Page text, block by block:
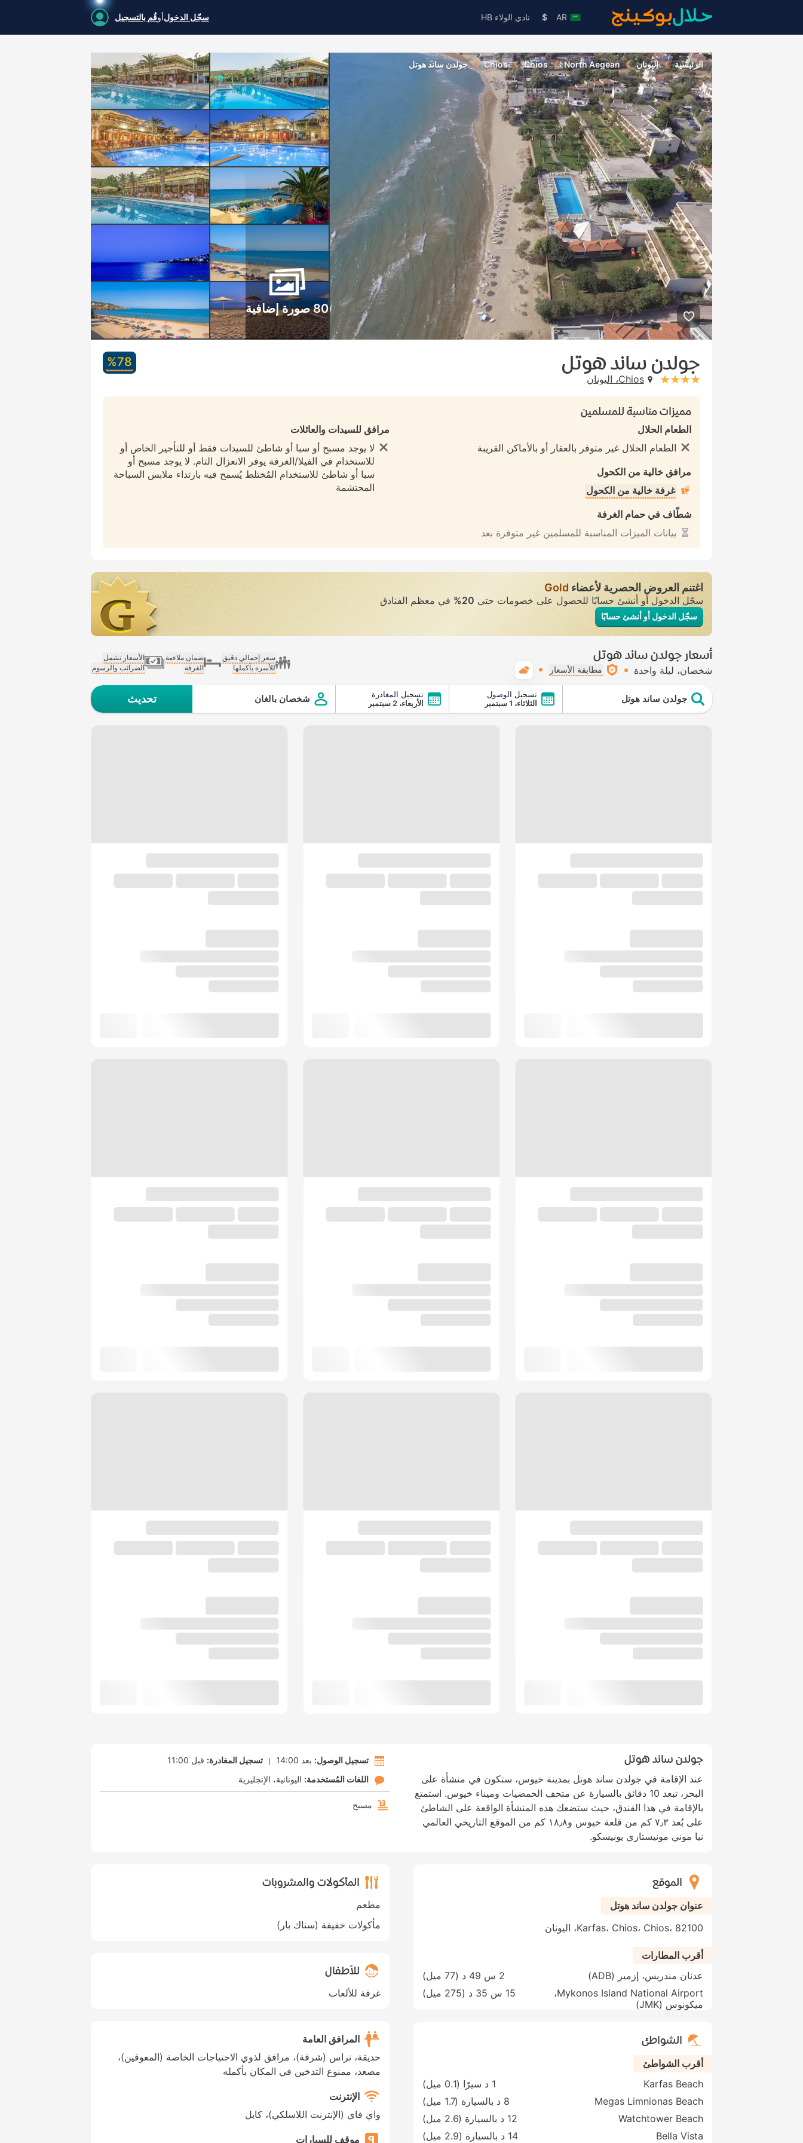
AR
$ نادي الولاء HB سجّل الدخولأوقُم بالتسجيل
الرئيسية اليونان North Aegean
Chios
Chios جولدن ساند هوتل
80 صورة إضافية
جولدن ساند هوتل
stars: 4
Chios، اليونان
78‏%
مميزات مناسبة للمسلمين
الطعام الحلال
الطعام الحلال غير متوفر بالعقار أو بالأماكن القريبة
مرافق خالية من الكحول
غرفة خالية من الكحول
شطّاف في حمام الغرفة
بيانات الميزات المناسبة للمسلمين غير متوفرة بعد
مرافق للسيدات والعائلات
لا يوجد مسبح أو سبا أو شاطئ للسيدات فقط أو للتأجير الخاص أو
للاستخدام في الفيلا/الغرفة يوفر الانعزال التام. لا يوجد مسبح أو
سبا أو شاطئ للاستخدام المُختلط يُسمح فيه بارتداء ملابس السباحة
المحتشمة
اغتنم العروض الحصرية لأعضاء Gold
سجّل الدخول أو أنشئ حسابًا للحصول على خصومات حتى 20% في معظم الفنادق
سجّل الدخول أو أنشئ حسابًا
أسعار جولدن ساند هوتل
شخصان ليلة واحدة مطابقة الأسعار
سعر إجمالي دقيق
للأسرة بأكملها
ضمان ملاءمة
الغرفة
الأسعار تشمل
الضرائب والرسوم
جولدن ساند هوتل
تسجيل الوصول
الثلاثاء، 1 سبتمبر
تسجيل المغادرة
الأربعاء، 2 سبتمبر
شخصان بالغان تحديث
جولدن ساند هوتل
عند الإقامة في جولدن ساند هوتل بمدينة خيوس، ستكون في منشأة على
البحر، تبعد 10 دقائق بالسيارة عن متحف الحمضيات وميناء خيوس. استمتع
بالإقامة في هذا الفندق، حيث ستضعك هذه المنشأة الواقعة على الشاطئ
على بُعد ٧٫٣ كم من قلعة خيوس و١٨٫٨ كم من الموقع التاريخي العالمي
نيا موني مونيستاري يونيسكو.
تسجيل الوصول: بعد 14:00 تسجيل المغادرة: قبل 11:00
اللغات المُستخدمة: اليونانية الإنجليزية
مسبح
الموقع
عنوان جولدن ساند هوتل
Karfas، Chios، Chios، 82100، اليونان
أقرب المطارات
عدنان مندريس، إزمير (ADB)
2 س 49 د ( 77 ميل
)
Mykonos Island National Airport،
ميكونوس (JMK)
15 س 35 د ( 275 ميل )
الشواطئ
أقرب الشواطئ
Karfas Beach
1 د سيرًا (0.1 ميل)
Megas Limnionas Beach
8 د بالسيارة (1.7 ميل)
Watchtower Beach
12 د بالسيارة (2.6 ميل)
Bella Vista
14 د بالسيارة (2.9 ميل)
المأكولات والمشروبات
مطعم
مأكولات خفيفة (سناك بار)
للأطفال
غرفة للألعاب
المرافق العامة
حديقة، تراس (شرفة)، مرافق لذوي الاحتياجات الخاصة (المعوقين)،
مصعد، ممنوع التدخين في المكان بأكمله
الإنترنت
واي فاي (الإنترنت اللاسلكي)، كابل
موقف للسيارات